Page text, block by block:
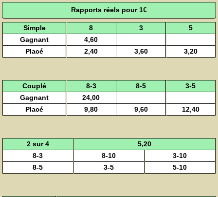
Rapports réels pour 1€
Simple 8 3
5
Gagnant
4,60
Placé
2,40 3,60 3,20
Couplé 8-3 8-5
3-5
Gagnant
24,00
Placé
9,80 9,60 12,40
2 sur 4
5,20
8-3
8-10
3-10
8-5
3-5 5-10